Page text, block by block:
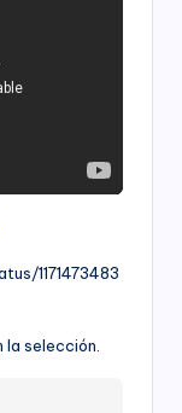
1171473483
la selección.